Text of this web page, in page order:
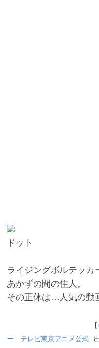
ドット
ライジングボルテッ
あかずの間の住人。
その正体は…人気の動
【
ー テレビ東京アニメ公式 ⠀